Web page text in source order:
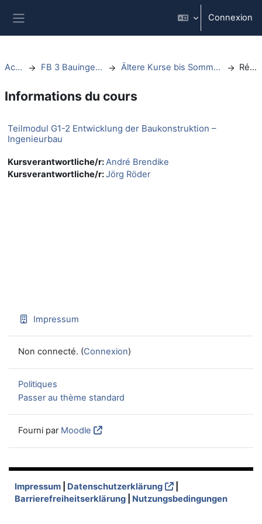
Connexion
Accueil FB 3 Bauingenieurwesen Ältere Kurse bis Sommersemester 2021 Résumé
Informations du cours
Teilmodul G1-2 Entwicklung der Baukonstruktion –
Ingenieurbau
Kursverantwortliche/r:André Brendike
Kursverantwortliche/r:Jörg Röder
Impressum
Non connecté. (Connexion)
Politiques
Passer au thème standard
Fourni par Moodle
Impressum Datenschutzerklärung
Barrierefreiheitserklärung
Nutzungsbedingungen